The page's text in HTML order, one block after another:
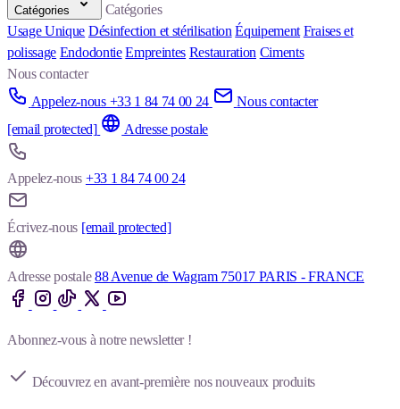
Catégories
Catégories
Usage Unique Désinfection et stérilisation Équipement Fraises et
polissage Endodontie Empreintes Restauration Ciments
Nous contacter
Appelez-nous +33 1 84 74 00 24
Nous contacter
[email protected]
Adresse postale
Appelez-nous +33 1 84 74 00 24
Écrivez-nous [email protected]
Adresse postale 88 Avenue de Wagram 75017 PARIS - FRANCE
Abonnez-vous à notre newsletter !
Découvrez en avant-première nos nouveaux produits